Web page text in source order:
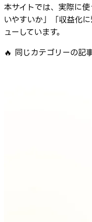
本サイトでは、実際に
いやすいか」「収益化
ューしています。
🔥 同じカテゴリーの記